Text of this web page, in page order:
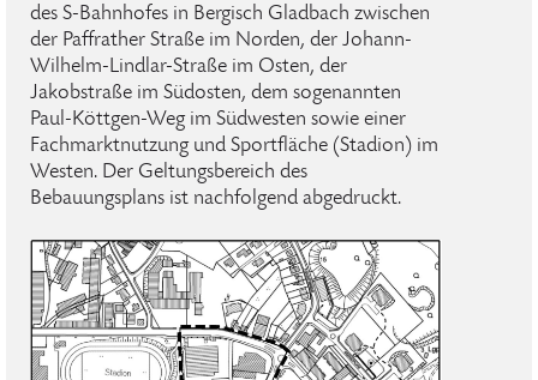
des S-Bahnhofes in Bergisch Gladbach zwischen
der Paffrather Straße im Norden, der Johann-
Wilhelm-Lindlar-Straße im Osten, der
Jakobstraße im Südosten, dem sogenannten
Paul-Köttgen-Weg im Südwesten sowie einer
Fachmarktnutzung und Sportfläche (Stadion) im
Westen. Der Geltungsbereich des
Bebauungsplans ist nachfolgend abgedruckt.